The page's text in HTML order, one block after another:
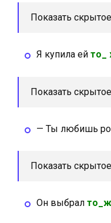
Показать
Я купила ей то_
Показать
— Ты любишь
Показать
Он выбрал